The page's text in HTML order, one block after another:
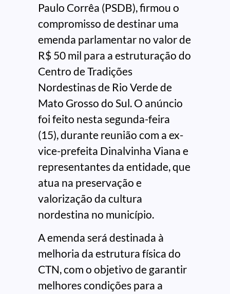
Paulo Corrêa (PSDB), firmou o
compromisso de destinar uma
emenda parlamentar no valor de
R$ 50 mil para a estruturação do
Centro de Tradições
Nordestinas de Rio Verde de
Mato Grosso do Sul. O anúncio
foi feito nesta segunda-feira
(15), durante reunião com a ex-
vice-prefeita Dinalvinha Viana e
representantes da entidade, que
atua na preservação e
valorização da cultura
nordestina no município.
A emenda será destinada à
melhoria da estrutura física do
CTN, com o objetivo de garantir
melhores condições para a